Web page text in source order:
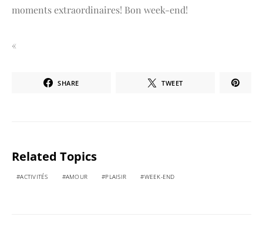
moments extraordinaires! Bon week-end!
«
SHARE TWEET
Related Topics
ACTIVITÉS AMOUR PLAISIR WEEK-END